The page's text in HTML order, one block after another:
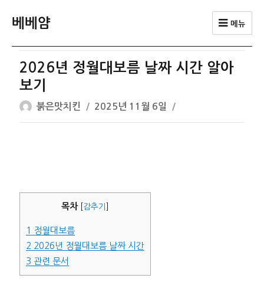
베베얌 메뉴
2026년 정월대보름 날짜 시간 알아
보기
글
쓴
붉은맛치킨
작
성
2025년 11월 6일
목차 감추기
1
정월대보름
2 2026년 정월대보름 날짜 시간
3 관련 문서